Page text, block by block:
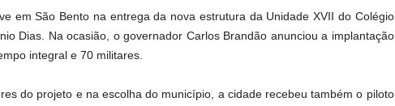
em São Bento na entrega da nova estrutura da Unidade XVII do Colégio
Dias. Na ocasião, o governador Carlos Brandão anunciou a implantação
integral e 70 militares.
do projeto e na escolha do município, a cidade recebeu também o piloto